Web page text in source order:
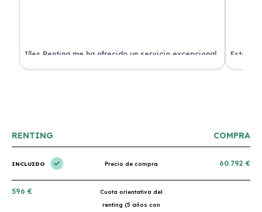
Illes Renting me ha ofrecido un servicio excepcional.
Su atención al cliente es muy buena y el coche llegó
Estoy
nuevo y
RENTING COMPRA
INCLUIDO Precio de compra 60.792 €
596 €
Cuota orientativa del
renting (5 años con